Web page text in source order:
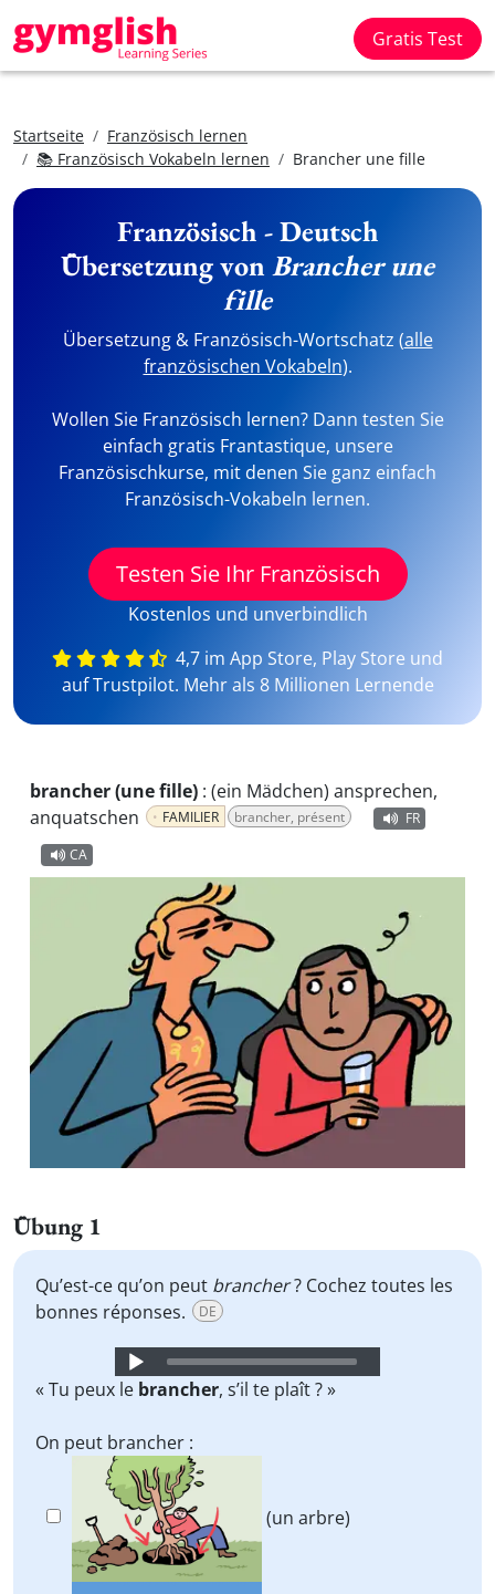
Gratis Test
Startseite
Französisch lernen
📚 Französisch Vokabeln lernen
Brancher une fille
Französisch - Deutsch
Übersetzung vonBrancher une
fille
Übersetzung & Französisch-Wortschatz (alle
französischen Vokabeln).
Wollen Sie Französisch lernen? Dann testen Sie
einfach gratis Frantastique, unsere
Französischkurse, mit denen Sie ganz einfach
Französisch-Vokabeln lernen.
Testen Sie Ihr Französisch
Kostenlos und unverbindlich
4,7 im App Store, Play Store und
auf Trustpilot. Mehr als 8 Millionen Lernende
brancher (une fille) : (ein Mädchen) ansprechen,
anquatschen
FAMILIER brancher, présent
FR
CA
Übung 1
Qu’est-ce qu’on peut brancher? Cochez toutes les
bonnes réponses.
DE
Audio
Player
« Tu peux le brancher, s’il te plaît ? »
On peut brancher :
(un arbre)